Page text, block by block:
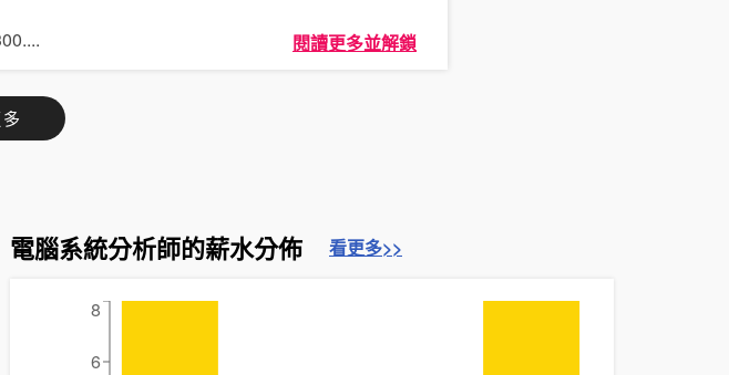
.... 閱讀更多並解鎖
電腦系統分析師的薪水分佈 看更多>>
6
8